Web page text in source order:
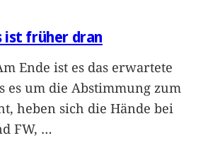
ist früher dran
Ende ist es das erwartete
es um die Abstimmung zum
heben sich die Hände bei
FW, …